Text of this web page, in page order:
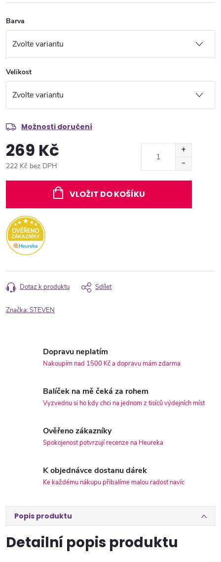
Barva
Velikost
Možnosti doručení
269 Kč
222 Kč bez DPH
VLOŽIT DO KOŠÍKU
Dotaz k produktu Sdílet
Značka:STEVEN
Dopravu neplatím
Nakoupím nad 1500 Kč a dopravu mám zdarma
Balíček na mě čeká za rohem
Vyzvednu si ho kdy chci na jednom z tisíců výdejních míst
Ověřeno zákazníky
Spokojenost potvrzují recenze na Heureka
K objednávce dostanu dárek
Ke každému nákupu přibalíme malou radost navíc
Popis produktu
Detailní popis produktu